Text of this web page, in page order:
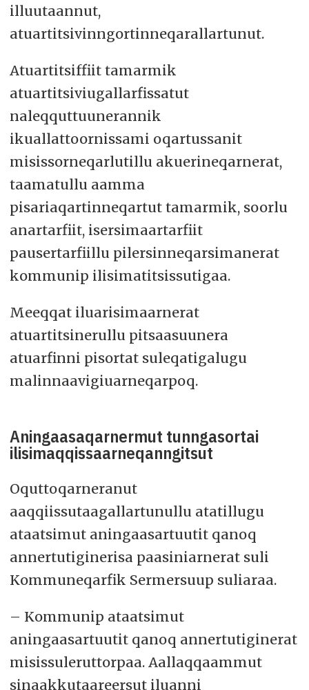
illuutaannut,
atuartitsivinngortinneqarallartunut.
Atuartitsiffiit tamarmik
atuartitsiviugallarfissatut
naleqquttuunerannik
ikuallattoornissami oqartussanit
misissorneqarlutillu akuerineqarnerat,
taamatullu aamma
pisariaqartinneqartut tamarmik, soorlu
anartarfiit, isersimaartarfiit
pausertarfiillu pilersinneqarsimanerat
kommunip ilisimatitsissutigaa.
Meeqqat iluarisimaarnerat
atuartitsinerullu pitsaasuunera
atuarfinni pisortat suleqatigalugu
malinnaavigiuarneqarpoq.
Aningaasaqarnermut tunngasortai
ilisimaqqissaarneqanngitsut
Oquttoqarneranut
aaqqiissutaagallartunullu atatillugu
ataatsimut aningaasartuutit qanoq
annertutiginerisa paasiniarnerat suli
Kommuneqarfik Sermersuup suliaraa.
– Kommunip ataatsimut
aningaasartuutit qanoq annertutiginerat
misissuleruttorpaa. Aallaqqaammut
sinaakkutaareersut iluanni